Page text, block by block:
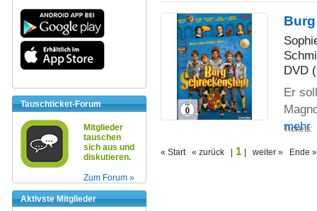
Tauschticket-Forum
Mitglieder
tauschen
sich aus und
diskutieren.
Zum Forum »
Aktivste Mitglieder
DVD
Er
mehr
Tickets:
« Start « zurück | 1 | weiter » Ende »